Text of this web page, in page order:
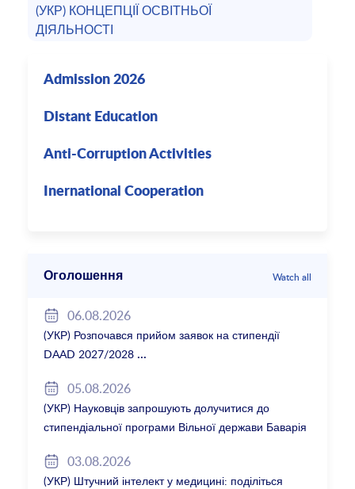
(УКР) КОНЦЕПЦІЇ ОСВІТНЬОЇ
ДІЯЛЬНОСТІ
Admission 2026
Distant Education
Anti-Corruption Activities
Inernational Cooperation
Оголошення Watch all
06.08.2026
(УКР) Розпочався прийом заявок на стипендії
DAAD 2027/2028
05.08.2026
(УКР) Науковців запрошують долучитися до
стипендіальної програми Вільної держави Баварія
03.08.2026
(УКР) Штучний інтелект у медицині: поділіться